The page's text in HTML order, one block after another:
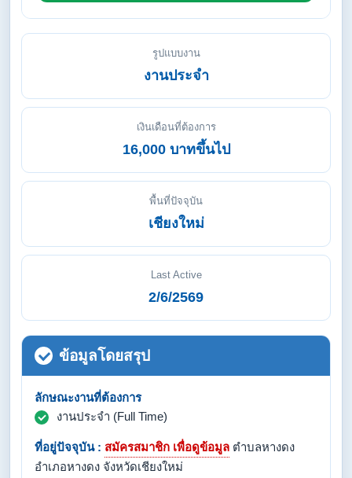
รูปแบบงาน
งานประจำ
เงินเดือนที่ต้องการ
16,000 บาทขึ้นไป
พื้นที่ปัจจุบัน
เชียงใหม่
Last Active
2/6/2569
ข้อมูลโดยสรุป
ลักษณะงานที่ต้องการ
งานประจำ (Full Time)
ที่อยู่ปัจจุบัน : สมัครสมาชิก เพื่อดูข้อมูล ตำบลหางดง
อำเภอหางดง จังหวัดเชียงใหม่